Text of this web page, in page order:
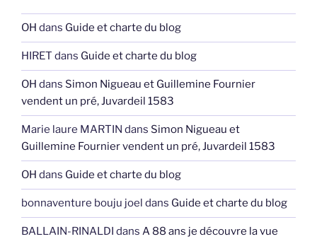
OH dans Guide et charte du blog
HIRET dans Guide et charte du blog
OH dans Simon Nigueau et Guillemine Fournier
vendent un pré, Juvardeil 1583
Marie laure MARTIN dans Simon Nigueau et
Guillemine Fournier vendent un pré, Juvardeil 1583
OH dans Guide et charte du blog
bonnaventure bouju joel dans Guide et charte du blog
BALLAIN-RINALDI dans A 88 ans je découvre la vue